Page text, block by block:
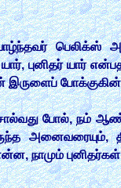
பெலிக்ஸ்
புனிதர் யார்
போல், நம்
அனைவரையும்,
நாமும்